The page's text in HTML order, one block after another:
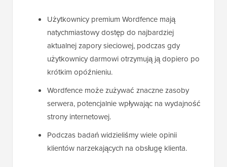
Użytkownicy premium Wordfence mają
natychmiastowy dostęp do najbardziej
aktualnej zapory sieciowej, podczas gdy
użytkownicy darmowi otrzymują ją dopiero po
krótkim opóźnieniu.
Wordfence może zużywać znaczne zasoby
serwera, potencjalnie wpływając na wydajność
strony internetowej.
Podczas badań widzieliśmy wiele opinii
klientów narzekających na obsługę klienta.